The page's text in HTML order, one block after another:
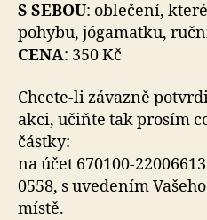
S SEBOU: oblečení,
pohybu, jógamatku,
CENA: 350 Kč
Chcete-li závazně
akci, učiňte tak prosím
částky:
na účet 670100-
0558, s uvedením
místě.